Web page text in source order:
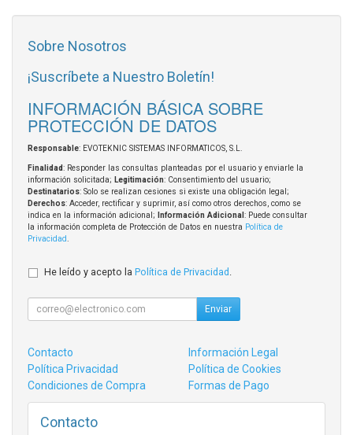
Sobre Nosotros
¡Suscríbete a Nuestro Boletín!
INFORMACIÓN BÁSICA SOBRE
PROTECCIÓN DE DATOS
Responsable: EVOTEKNIC SISTEMAS INFORMATICOS, S.L.
Finalidad: Responder las consultas planteadas por el usuario y enviarle la
información solicitada; Legitimación: Consentimiento del usuario;
Destinatarios: Solo se realizan cesiones si existe una obligación legal;
Derechos: Acceder, rectificar y suprimir, así como otros derechos, como se
indica en la información adicional;
Información Adicional : Puede consultar
la información completa de Protección de Datos en nuestra Política de
Privacidad
He leído y acepto la Política de Privacidad
Enviar
Contacto
Información Legal
Política Privacidad
Política de Cookies
Condiciones de Compra
Formas de Pago
Contacto